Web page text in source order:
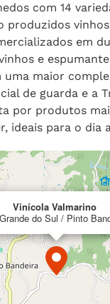
com 14
produzidos
em
e
uma maior
de guarda e a
por produtos
ideais para o dia
Vinícola Valmarino
do Sul / Pinto